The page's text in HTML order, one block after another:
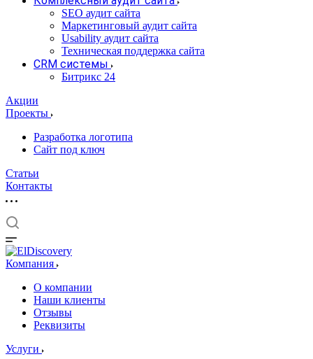
SEO аудит сайта
Маркетинговый аудит сайта
Usability аудит сайта
Техническая поддержка сайта
CRM системы
Битрикс 24
Акции
Проекты
Разработка логотипа
Сайт под ключ
Статьи
Контакты
Компания
О компании
Наши клиенты
Отзывы
Реквизиты
Услуги